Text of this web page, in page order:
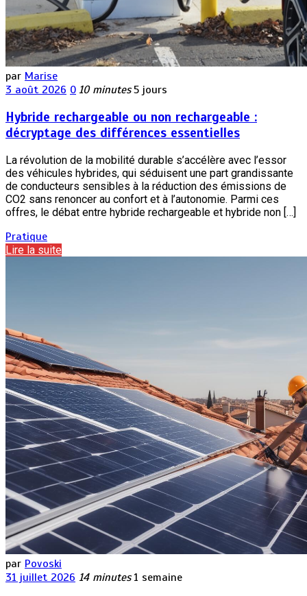
par Marise
3 août 2026 0 10 minutes 5 jours
Hybride rechargeable ou non rechargeable :
décryptage des différences essentielles
La révolution de la mobilité durable s’accélère avec l’essor
des véhicules hybrides, qui séduisent une part grandissante
de conducteurs sensibles à la réduction des émissions de
CO2 sans renoncer au confort et à l’autonomie. Parmi ces
offres, le débat entre hybride rechargeable et hybride non […]
Pratique
Lire la suite
par Povoski
31 juillet 2026 14 minutes 1 semaine